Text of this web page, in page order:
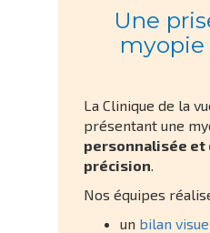
Une
myopie
La Clinique de la
présentant une
personnalisée et
précision
Nos équipes
un bilan